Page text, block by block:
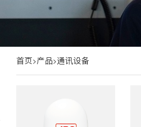
首页>产品>通讯设备